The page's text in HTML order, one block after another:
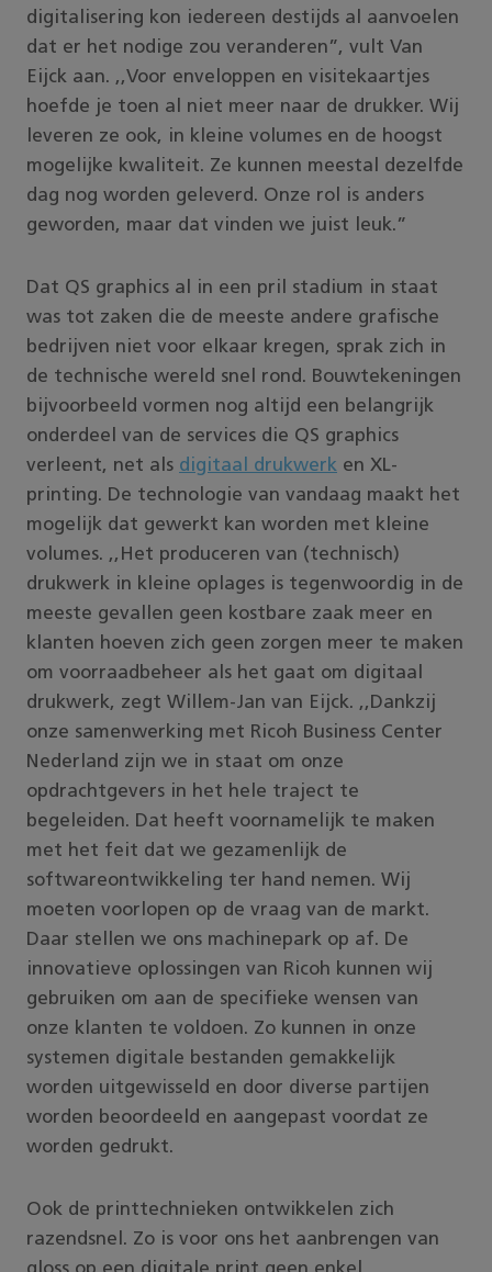
digitalisering kon iedereen destijds al aanvoelen
dat er het nodige zou veranderen”, vult Van
Eijck aan. ,,Voor enveloppen en visitekaartjes
hoefde je toen al niet meer naar de drukker. Wij
leveren ze ook, in kleine volumes en de hoogst
mogelijke kwaliteit. Ze kunnen meestal dezelfde
dag nog worden geleverd. Onze rol is anders
geworden, maar dat vinden we juist leuk.”
Dat QS graphics al in een pril stadium in staat
was tot zaken die de meeste andere grafische
bedrijven niet voor elkaar kregen, sprak zich in
de technische wereld snel rond. Bouwtekeningen
bijvoorbeeld vormen nog altijd een belangrijk
onderdeel van de services die QS graphics
verleent, net als digitaal drukwerk en XL-
printing. De technologie van vandaag maakt het
mogelijk dat gewerkt kan worden met kleine
volumes. ,,Het produceren van (technisch)
drukwerk in kleine oplages is tegenwoordig in de
meeste gevallen geen kostbare zaak meer en
klanten hoeven zich geen zorgen meer te maken
om voorraadbeheer als het gaat om digitaal
drukwerk, zegt Willem-Jan van Eijck. ,,Dankzij
onze samenwerking met Ricoh Business Center
Nederland zijn we in staat om onze
opdrachtgevers in het hele traject te
begeleiden. Dat heeft voornamelijk te maken
met het feit dat we gezamenlijk de
softwareontwikkeling ter hand nemen. Wij
moeten voorlopen op de vraag van de markt.
Daar stellen we ons machinepark op af. De
innovatieve oplossingen van Ricoh kunnen wij
gebruiken om aan de specifieke wensen van
onze klanten te voldoen. Zo kunnen in onze
systemen digitale bestanden gemakkelijk
worden uitgewisseld en door diverse partijen
worden beoordeeld en aangepast voordat ze
worden gedrukt.
Ook de printtechnieken ontwikkelen zich
razendsnel. Zo is voor ons het aanbrengen van